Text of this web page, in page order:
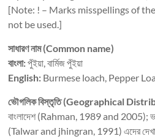
[Note: ! – Marks misspellings of
not be used.]
সাধারণ নাম (Common name)
বাংলা:পুঁইয়া, বার্মিজ পুঁইয়া
English: Burmese loach, Pepper
ভৌগলিক বিস্তৃতি (Geographical
বাংলাদেশ (Rahman, 1989 and 2005);
(Talwar and jhingran, 1991) এদের দেখা